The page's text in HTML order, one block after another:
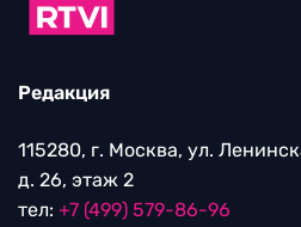
Редакция
115280, г. Москва, ул.
д. 26, этаж 2
тел: +7 (499) 579-86-96